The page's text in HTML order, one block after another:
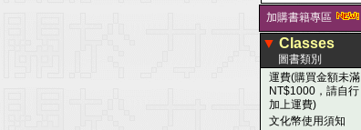
加購書籍專區
▼ Classes
圖書類別
運費(購買金額未滿
NT$1000，請自行
加上運費)
文化幣使用須知